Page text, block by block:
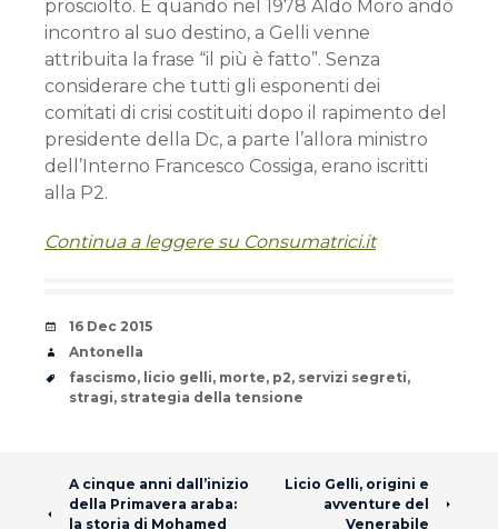
prosciolto. E quando nel 1978 Aldo Moro andò
incontro al suo destino, a Gelli venne
attribuita la frase “il più è fatto”. Senza
considerare che tutti gli esponenti dei
comitati di crisi costituiti dopo il rapimento del
presidente della Dc, a parte l’allora ministro
dell’Interno Francesco Cossiga, erano iscritti
alla P2.
Continua a leggere su Consumatrici.it
Date
16 Dec 2015
Author
Antonella
Tags
fascismo, licio gelli, morte, p2, servizi segreti,
stragi, strategia della tensione
Post navigation
A cinque anni dall’inizio
della Primavera araba:
la storia di Mohamed
Licio Gelli, origini e
avventure del
Venerabile